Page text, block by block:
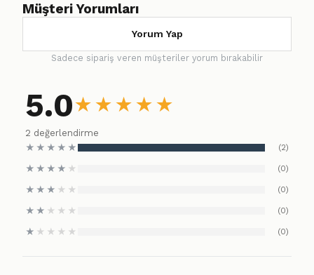
Müşteri Yorumları
Yorum Yap
Sadece sipariş veren müşteriler yorum bırakabilir
5.0★ ★ ★ ★ ★
2 değerlendirme
★ ★ ★ ★ ★ (2)
★ ★ ★ ★ ★ (0)
★ ★ ★ ★ ★ (0)
★ ★ ★ ★ ★ (0)
★ ★ ★ ★ ★ (0)